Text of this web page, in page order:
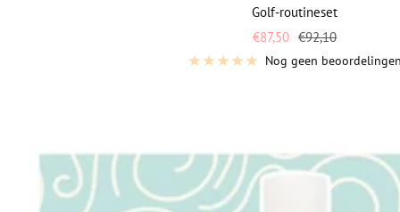
Golf-routineset
Vraagprijs
€87,50 Normale
prijs
€92,10
Nog geen